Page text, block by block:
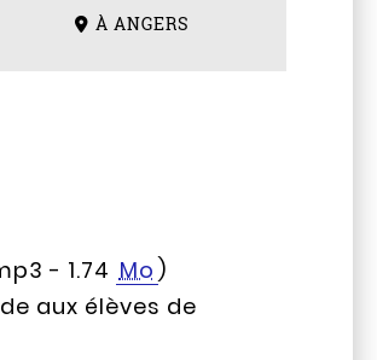
À ANGERS
- 1.74 Mo )
aux élèves de